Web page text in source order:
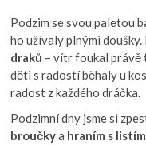
Podzim se svou paletou
ho užívaly plnými
draků – vítr foukal právě
děti s radostí běhaly u
radost z každého dráčka.
Podzimní dny jsme si
broučkya hraním s listím